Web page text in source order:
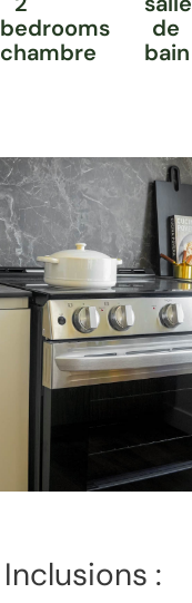
bedrooms
chambre
de
bain
Inclusions :